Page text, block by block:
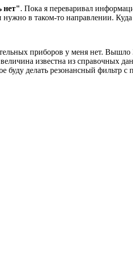
нет". Пока я переваривал
в таком-то направлении.
приборов у меня нет.
известна из справочных
делать резонансный фильтр